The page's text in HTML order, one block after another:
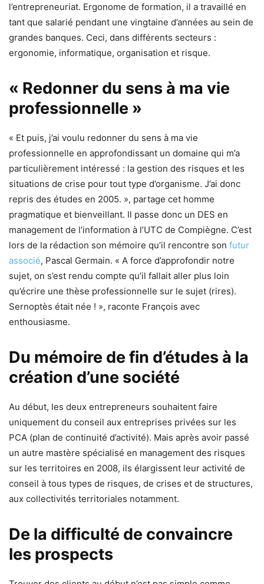
l’entrepreneuriat. Ergonome de formation, il a travaillé en
tant que salarié pendant une vingtaine d’années au sein de
grandes banques. Ceci, dans différents secteurs :
ergonomie, informatique, organisation et risque.
« Redonner du sens à ma vie
professionnelle »
« Et puis, j’ai voulu redonner du sens à ma vie
professionnelle en approfondissant un domaine qui m’a
particulièrement intéressé : la gestion des risques et les
situations de crise pour tout type d’organisme. J’ai donc
repris des études en 2005. », partage cet homme
pragmatique et bienveillant. Il passe donc un DES en
management de l’information à l’UTC de Compiègne. C’est
lors de la rédaction son mémoire qu’il rencontre son futur
associé, Pascal Germain. « A force d’approfondir notre
sujet, on s’est rendu compte qu’il fallait aller plus loin
qu’écrire une thèse professionnelle sur le sujet (rires).
Sernoptès était née ! », raconte François avec
enthousiasme.
Du mémoire de fin d’études à la
création d’une société
Au début, les deux entrepreneurs souhaitent faire
uniquement du conseil aux entreprises privées sur les
PCA (plan de continuité d’activité). Mais après avoir passé
un autre mastère spécialisé en management des risques
sur les territoires en 2008, ils élargissent leur activité de
conseil à tous types de risques, de crises et de structures,
aux collectivités territoriales notamment.
De la difficulté de convaincre
les prospects